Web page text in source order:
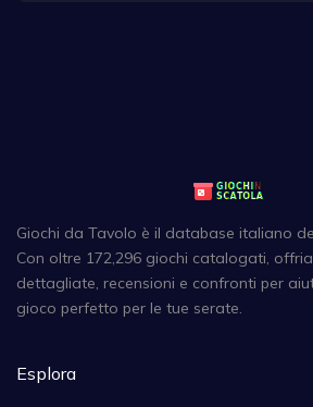
Giochi da Tavolo è il database italiano
Con oltre 172,296 giochi catalogati,
dettagliate, recensioni e confronti per
gioco perfetto per le tue serate.
Esplora